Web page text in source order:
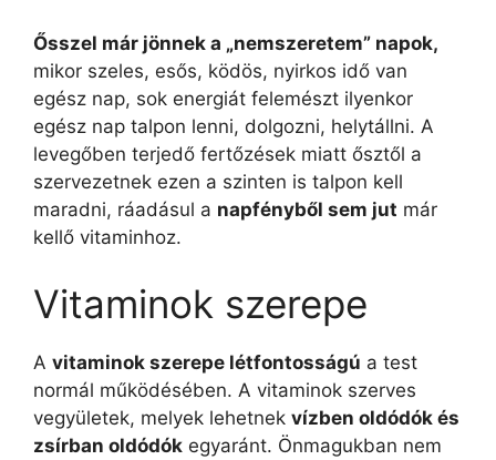
Ősszel már jönnek a „nemszeretem” napok,
mikor szeles, esős, ködös, nyirkos idő van
egész nap, sok energiát felemészt ilyenkor
egész nap talpon lenni, dolgozni, helytállni. A
levegőben terjedő fertőzések miatt ősztől a
szervezetnek ezen a szinten is talpon kell
maradni, ráadásul a napfényből sem jut már
kellő vitaminhoz.
Vitaminok szerepe
A vitaminok szerepe létfontosságú a test
normál működésében. A vitaminok szerves
vegyületek, melyek lehetnek vízben oldódók és
zsírban oldódók egyaránt. Önmagukban nem